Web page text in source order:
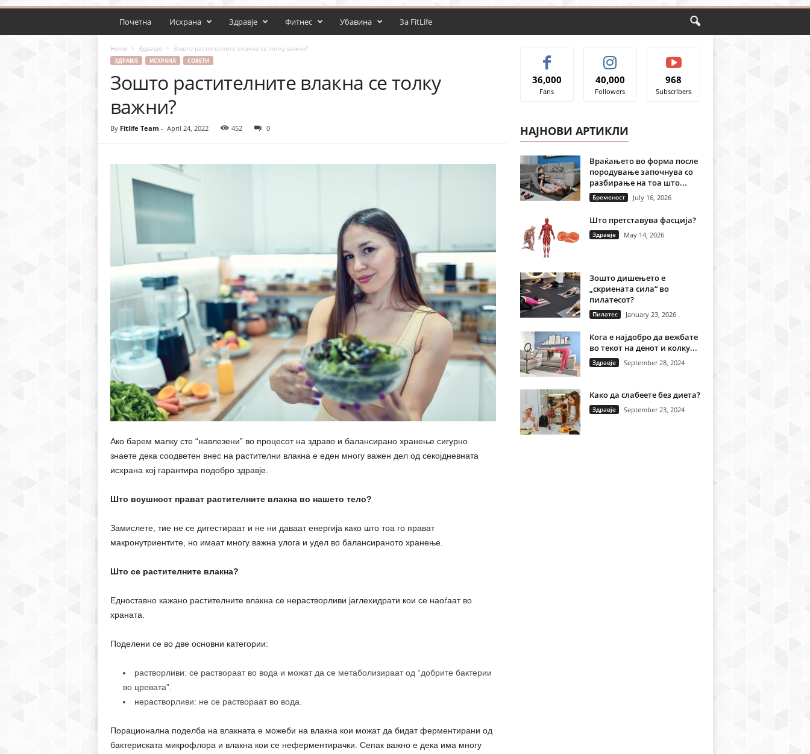
Почетна Исхрана Здравје Фитнес Убавина За FitLife
Home Здравје Зошто растителните влакна се толку важни?
ЗДРАВЈЕ ИСХРАНА СОВЕТИ
Зошто растителните влакна се толку
важни?
By Fitlife Team - April 24, 2022 452 0
Ако барем малку сте “навлезени” во процесот на здраво и балансирано хранење сигурно
знаете дека соодветен внес на растителни влакна е еден многу важен дел од секојдневната
исхрана кој гарантира подобро здравје.
Што всушност прават растителните влакна во нашето тело?
Замислете, тие не се дигестираат и не ни даваат енергија како што тоа го прават
макронутриентите, но имаат многу важна улога и удел во балансираното хранење.
Што се растителните влакна?
Едноставно кажано растителните влакна се нерастворливи јаглехидрати кои се наоѓаат во
храната.
Поделени се во две основни категории:
растворливи: се раствораат во вода и можат да се метаболизираат од “добрите бактерии
во цревата”.
нерастворливи: не се раствораат во вода.
Порационална поделба на влакната е можеби на влакна кои можат да бидат ферментирани од
бактериската микрофлора и влакна кои се неферментирачки. Сепак важно е дека има многу
36,000
Fans
40,000
Followers
968
Subscribers
НАЈНОВИ АРТИКЛИ
Враќањето во форма после
породување започнува со
разбирање на тоа што...
Бременост July 16, 2026
Што претставува фасција?
Здравје May 14, 2026
Зошто дишењето е
„скриената сила“ во
пилатесот?
Пилатес January 23, 2026
Кога е најдобро да вежбате
во текот на денот и колку...
Здравје September 28, 2024
Како да слабеете без диета?
Здравје September 23, 2024